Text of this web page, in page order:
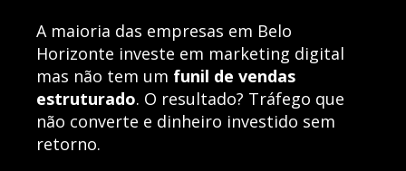
A maioria das empresas em Belo
Horizonte investe em marketing digital
mas não tem um funil de vendas
estruturado. O resultado? Tráfego que
não converte e dinheiro investido sem
retorno.